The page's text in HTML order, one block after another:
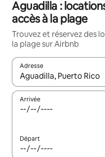
Aguadilla :
accès à la plage
Trouvez et réservez des
la plage sur Airbnb
Adresse
Lorsque les résultats
Arrivée
Départ